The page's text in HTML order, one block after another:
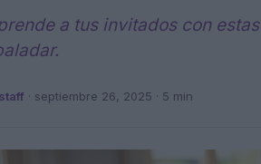
a tus invitados con
staff · septiembre 26, 2025 · 5 min